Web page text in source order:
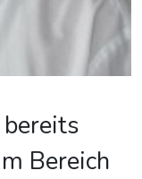
Bereich